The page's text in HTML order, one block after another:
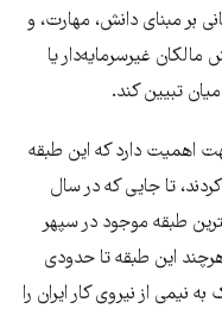
بر مبنای دانش، مهارت، و
غیرسرمایه‌دار یا
تبیین کند.
اهمیت دارد که این طبقه
تا جایی که در سال
طبقه موجود در سپهر
این طبقه تا حدودی
در سال ۱۳۷۵، نزدیک به نیمی از نیروی کار ایران را